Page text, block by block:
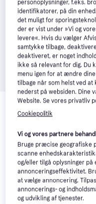
Relaterede
Se vores forslag til andre
100+
Worx Landroid Anti-
Collision System
personoplysninger, f.eks.
identifikatorer, på din
det muligt for
der er vist under »Vi og
levere«. Hvis du vælger
samtykke tilbage,
deaktiveret, er noget
ikke så relevant for dig. Du
menu igen for at ændre
tilbage når som helst ved
nederst på websiden. Dine
Website. Se vores privatliv
Cookiepolitik
Vi og vores partnere
Bruge præcise geografiske
scanne
og/eller tilgå oplysninger på
annonceringseffektivitet.
at vælge annoncering.
annoncerings- og
og udvikling af tjenester.